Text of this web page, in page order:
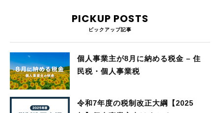
PICKUP POSTS
ピックアップ記事
個人事業主が8月に納める税金 – 住
民税・個人事業税
令和7年度の税制改正大綱【2025